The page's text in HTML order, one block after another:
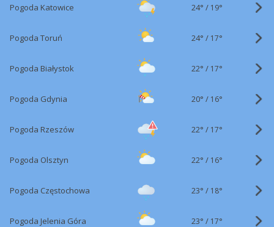
Pogoda Katowice 24° / 19°
Pogoda Toruń 24° / 17°
Pogoda Białystok 22° / 17°
Pogoda Gdynia 20° / 16°
Pogoda Rzeszów 22° / 17°
Pogoda Olsztyn 22° / 16°
Pogoda Częstochowa 23° / 18°
Pogoda Jelenia Góra 23° / 17°